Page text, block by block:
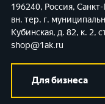
196240, Россия,
вн. тер. г.
Кубинская, д. 82, к. 2,
shop@1ak.ru
Для бизнеса